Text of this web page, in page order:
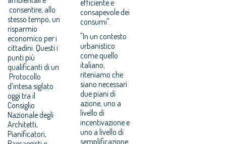
consentire, allo
stesso tempo, un
risparmio
economico per i
cittadini. Questi i
punti più
qualificanti di un
Protocollo
d’intesa siglato
oggi tra il
Consiglio
Nazionale degli
Architetti,
Pianificatori,
efficiente e
consapevole dei
consumi".
"In un contesto
urbanistico
come quello
italiano,
riteniamo che
siano necessari
due piani di
azione, uno a
livello di
incentivazione e
uno a livello di
semplificazione